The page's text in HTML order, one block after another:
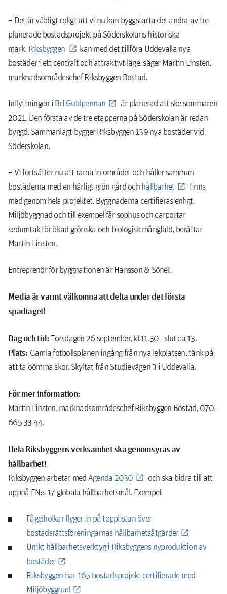
– Det är väldigt roligt att vi nu kan byggstarta det andra av tre
planerade bostadsprojekt på Söderskolans historiska
mark. Riksbyggen
kan med det tillföra Uddevalla nya
bostäder i ett centralt och attraktivt läge, säger Martin Linsten,
marknadsområdeschef Riksbyggen Bostad.
Inflyttningen iBrf Guldpennan
är planerad att ske sommaren
2021. Den första av de tre etapperna på Söderskolan är redan
byggd. Sammanlagt bygger Riksbyggen 139 nya bostäder vid
Söderskolan.
– Vi fortsätter nu att rama in området och håller samman
bostäderna med en härligt grön gård ochhållbarhet
finns
med genom hela projektet. Byggnaderna certifieras enligt
Miljöbyggnad och till exempel får sophus och carportar
sedumtak för ökad grönska och biologisk mångfald, berättar
Martin Linsten.
Entreprenör för byggnationen är Hansson & Söner.
Media är varmt välkomna att delta under det första
spadtaget!
Dag och tid:Torsdagen 26 september, kl.11.30 - slut ca 13.
Plats: Gamla fotbollsplanen ingång från nya lekplatsen, tänk på
att ta oömma skor. Skyltat från Studievägen 3 i Uddevalla.
För mer information:
Martin Linsten, marknadsområdeschef Riksbyggen Bostad, 070-
665 33 44.
Hela Riksbyggens verksamhet ska genomsyras av
hållbarhet!
Riksbyggen arbetar medAgenda 2030
och ska bidra till att
uppnå FN:s 17 globala hållbarhetsmål. Exempel:
Fågelholkar flyger in på topplistan över
bostadsrättsföreningarnas hållbarhetsåtgärder
Unikt hållbarhetsverktyg i Riksbyggens nyproduktion av
bostäder
Riksbyggen har 165 bostadsprojekt certifierade med
Miljöbyggnad